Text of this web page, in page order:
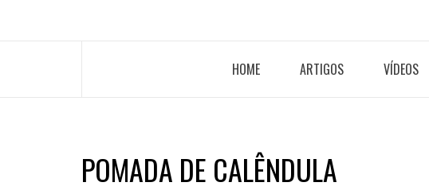
HOME ARTIGOS VÍDEOS
POMADA DE CALÊNDULA